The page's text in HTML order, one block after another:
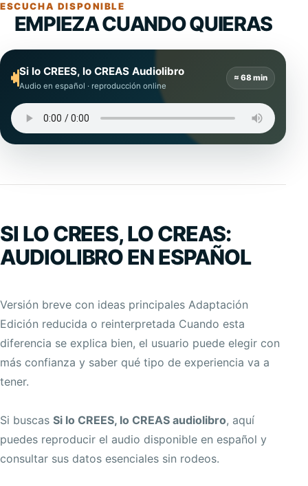
ESCUCHA DISPONIBLE
EMPIEZA CUANDO QUIERAS
Si lo CREES, lo CREAS Audiolibro
Audio en español · reproducción online
≈ 68 min
SI LO CREES, LO CREAS:
AUDIOLIBRO EN ESPAÑOL
Versión breve con ideas principales Adaptación
Edición reducida o reinterpretada Cuando esta
diferencia se explica bien, el usuario puede elegir con
más confianza y saber qué tipo de experiencia va a
tener.
Si buscas Si lo CREES, lo CREAS audiolibro, aquí
puedes reproducir el audio disponible en español y
consultar sus datos esenciales sin rodeos.